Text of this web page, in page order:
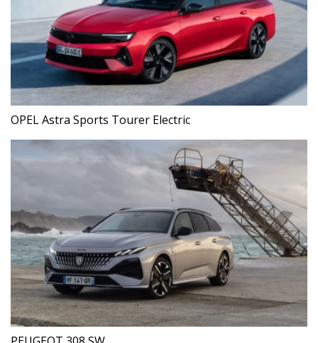
OPEL Astra Sports Tourer Electric